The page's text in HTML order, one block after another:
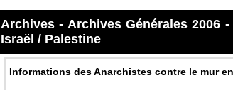
Archives- Archives Générales 2006
Israël / Palestine
Informations des Anarchistes contre le mur